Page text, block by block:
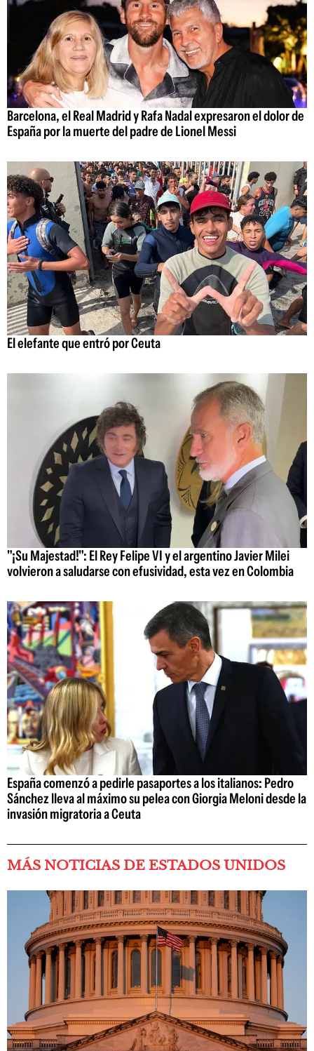
Barcelona, el Real Madrid y Rafa Nadal expresaron el dolor de
España por la muerte del padre de Lionel Messi
El elefante que entró por Ceuta
"¡Su Majestad!": El Rey Felipe VI y el argentino Javier Milei
volvieron a saludarse con efusividad, esta vez en Colombia
España comenzó a pedirle pasaportes a los italianos: Pedro
Sánchez lleva al máximo su pelea con Giorgia Meloni desde la
invasión migratoria a Ceuta
MÁS NOTICIAS DE ESTADOS UNIDOS